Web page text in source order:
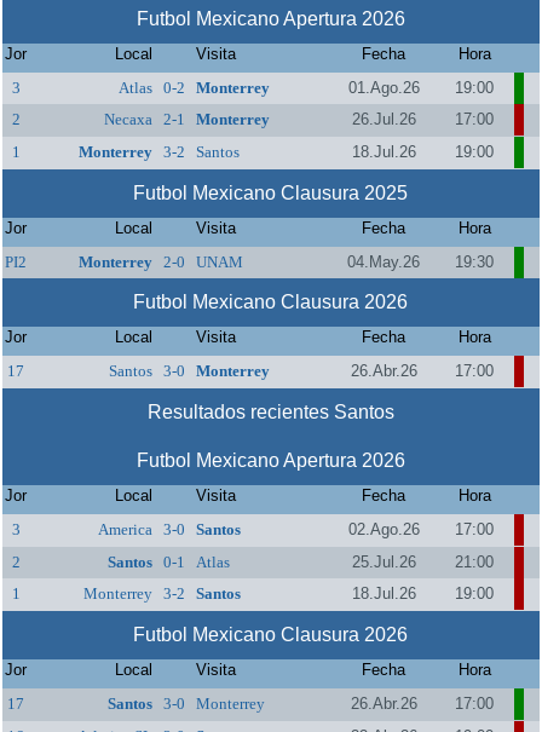
Futbol Mexicano Apertura 2026
Jor Local Visita Fecha
Hora
3
Atlas 0-2 Monterrey 01.Ago.26
19:00
2
Necaxa 2-1 Monterrey 26.Jul.26
17:00
1
Monterrey 3-2 Santos 18.Jul.26 19:00
Futbol Mexicano Clausura 2025
Jor Local Visita Fecha
Hora
PI2
Monterrey 2-0 UNAM 04.May.26 19:30
Futbol Mexicano Clausura 2026
Jor Local Visita Fecha
Hora
17
Santos 3-0 Monterrey 26.Abr.26 17:00
Resultados recientes Santos
Futbol Mexicano Apertura 2026
Jor Local Visita Fecha
Hora
3
America 3-0 Santos 02.Ago.26
17:00
2
Santos 0-1 Atlas 25.Jul.26
21:00
1
Monterrey 3-2 Santos 18.Jul.26 19:00
Futbol Mexicano Clausura 2026
Jor Local Visita Fecha
Hora
17
Santos 3-0 Monterrey 26.Abr.26
17:00